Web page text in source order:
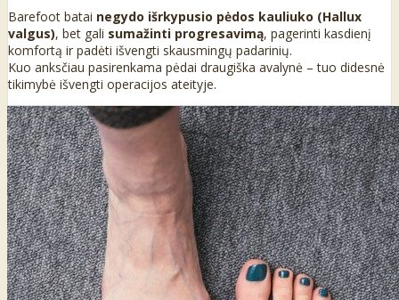
Barefoot batai negydo išrkypusio pėdos kauliuko (Hallux
valgus), bet gali sumažinti progresavimą, pagerinti kasdienį
komfortą ir padėti išvengti skausmingų padarinių.
Kuo anksčiau pasirenkama pėdai draugiška avalynė – tuo didesnė
tikimybė išvengti operacijos ateityje.